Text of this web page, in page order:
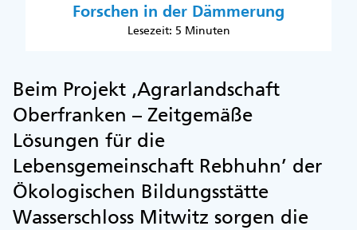
Forschen in der Dämmerung
Lesezeit: 5 Minuten
Beim Projekt ‚Agrarlandschaft
Oberfranken – Zeitgemäße
Lösungen für die
Lebensgemeinschaft Rebhuhn’ der
Ökologischen Bildungsstätte
Wasserschloss Mitwitz sorgen die